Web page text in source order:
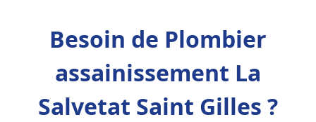
Besoin de Plombier
assainissement La
Salvetat Saint Gilles ?